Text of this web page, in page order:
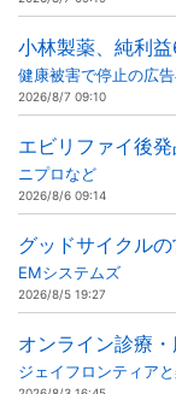
小林製薬、純利
健康被害で停止の広
2026/8/7 09:10
エビリファイ後
ニプロなど
2026/8/6 09:14
グッドサイクル
EMシステムズ
2026/8/5 19:27
オンライン診療
ジェイフロンティア